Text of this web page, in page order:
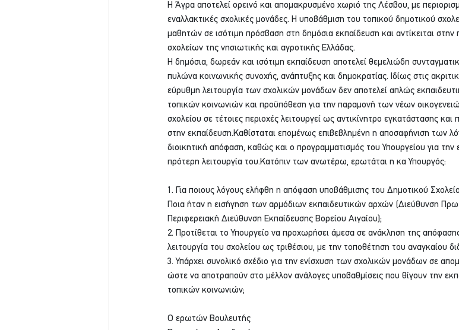
Η Άγρα αποτελεί ορεινό και απομακρυσμένο χωριό της Λέσβου, με
εναλλακτικές σχολικές μονάδες. Η υποβάθμιση του τοπικού δημοτικού
μαθητών σε ισότιμη πρόσβαση στη δημόσια εκπαίδευση και αντίκειται στην
σχολείων της νησιωτικής και αγροτικής Ελλάδας.
Η δημόσια, δωρεάν και ισότιμη εκπαίδευση αποτελεί θεμελιώδη
πυλώνα κοινωνικής συνοχής, ανάπτυξης και δημοκρατίας. Ιδίως στις
εύρυθμη λειτουργία των σχολικών μονάδων δεν αποτελεί απλώς
τοπικών κοινωνιών και προϋπόθεση για την παραμονή των νέων
σχολείου σε τέτοιες περιοχές λειτουργεί ως αντικίνητρο εγκατάστασης
στην εκπαίδευση.Καθίσταται επομένως επιβεβλημένη η αποσαφήνιση των
διοικητική απόφαση, καθώς και ο προγραμματισμός του Υπουργείου για
πρότερη λειτουργία του.Κατόπιν των ανωτέρω, ερωτάται η κα Υπουργός:
1. Για ποιους λόγους ελήφθη η απόφαση υποβάθμισης του Δημοτικού
Ποια ήταν η εισήγηση των αρμόδιων εκπαιδευτικών αρχών (Διεύθυνση
Περιφερειακή Διεύθυνση Εκπαίδευσης Βορείου Αιγαίου);
2. Προτίθεται το Υπουργείο να προχωρήσει άμεσα σε ανάκληση της
λειτουργία του σχολείου ως τριθέσιου, με την τοποθέτηση του αναγκαίου
3. Υπάρχει συνολικό σχέδιο για την ενίσχυση των σχολικών μονάδων σε
ώστε να αποτραπούν στο μέλλον ανάλογες υποβαθμίσεις που θίγουν την
τοπικών κοινωνιών;
Ο ερωτών Βουλευτής